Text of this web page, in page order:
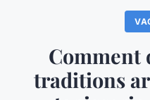
Comment
traditions